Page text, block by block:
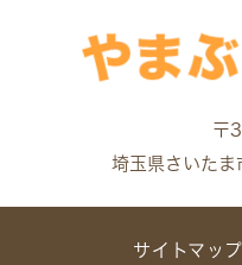
〒
埼玉県さいた
サイトマッ